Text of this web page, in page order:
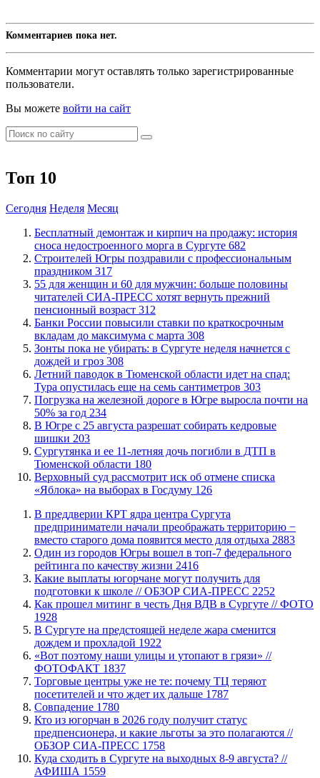
Комментариев пока нет.
Комментарии могут оставлять только зарегистрированные
пользователи.
Вы можете войти на сайт
Топ 10
Сегодня Неделя Месяц
​Бесплатный демонтаж и кирпич на продажу: история
сноса недостроенного морга в Сургуте 682
​Строителей Югры поздравили с профессиональным
праздником 317
​55 для женщин и 60 для мужчин: больше половины
читателей СИА-ПРЕСС хотят вернуть прежний
пенсионный возраст 312
​Банки России повысили ставки по краткосрочным
вкладам до максимума с марта 308
​Зонты пока не убирать: в Сургуте неделя начнется с
дождей и гроз 308
​Летний паводок в Тюменской области идет на спад:
Тура опустилась еще на семь сантиметров 303
​Погрузка на железной дороге в Югре выросла почти на
50% за год 234
​В Югре с 25 августа разрешат собирать кедровые
шишки 203
Сургутянка и ее 11-летняя дочь погибли в ДТП в
Тюменской области 180
​Верховный суд рассмотрит иск об отмене списка
«Яблока» на выборах в Госдуму 126
​В преддверии КРТ ядра центра Сургута
предприниматели начали преображать территорию −
вместо старого дома появится место для отдыха 2883
Один из городов Югры вошел в топ-7 федерального
рейтинга по качеству жизни 2416
Какие выплаты югорчане могут получить для
подготовки к школе // ОБЗОР СИА-ПРЕСС 2252
Как прошел митинг в честь Дня ВДВ в Сургуте // ФОТО
1928
В Сургуте на предстоящей неделе жара сменится
дождем и прохладой 1922
«Вот поэтому наши улицы и утопают в грязи» //
ФОТОФАКТ 1837
Торговые центры уже не те: почему ТЦ теряют
посетителей и что ждет их дальше 1787
​Совпадение 1780
Кто из югорчан в 2026 году получит статус
предпенсионера, и какие льготы за это полагаются //
ОБЗОР СИА-ПРЕСС 1758
​Куда сходить в Сургуте на выходных 8-9 августа? //
АФИША 1559